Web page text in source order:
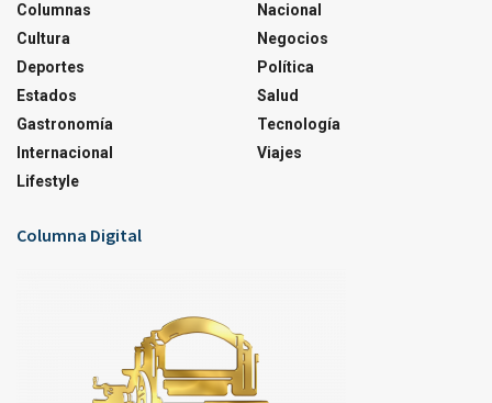
Columnas
Cultura
Deportes
Estados
Gastronomía
Internacional
Lifestyle
Nacional
Negocios
Política
Salud
Tecnología
Viajes
Columna Digital